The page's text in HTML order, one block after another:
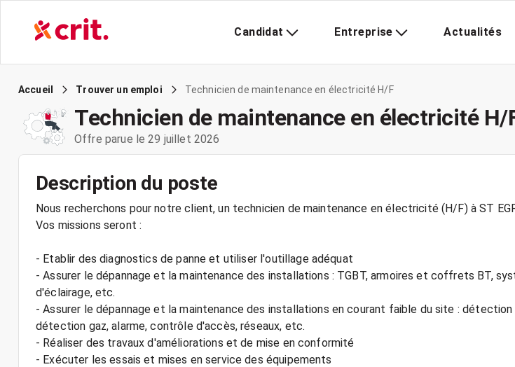
Candidat Entreprise Actualités
Accueil Trouver un emploi Technicien de maintenance en électricité H/F
Technicien de maintenance en électricité H/
Offre parue le 29 juillet 2026
Description du poste
Nous recherchons pour notre client, un technicien de maintenance en électricité (H/F) à ST
Vos missions seront :
- Etablir des diagnostics de panne et utiliser l'outillage adéquat
- Assurer le dépannage et la maintenance des installations : TGBT, armoires et coffrets BT,
d'éclairage, etc.
- Assurer le dépannage et la maintenance des installations en courant faible du site : détection
détection gaz, alarme, contrôle d'accès, réseaux, etc.
- Réaliser des travaux d'améliorations et de mise en conformité
- Exécuter les essais et mises en service des équipements